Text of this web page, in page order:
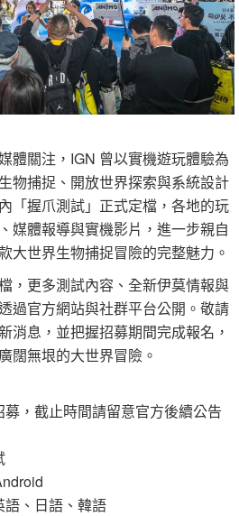
體關注，IGN 曾以實機遊玩體驗為
物捕捉、開放世界探索與系統設計
「握爪測試」正式定檔，各地的玩
媒體報導與實機影片，進一步親自
大世界生物捕捉冒險的完整魅力。
，更多測試內容、全新伊莫情報與
過官方網站與社群平台公開。敬請
消息，並把握招募期間完成報名，
闊無垠的大世界冒險。
，截止時間請留意官方後續公告
、日語、韓語